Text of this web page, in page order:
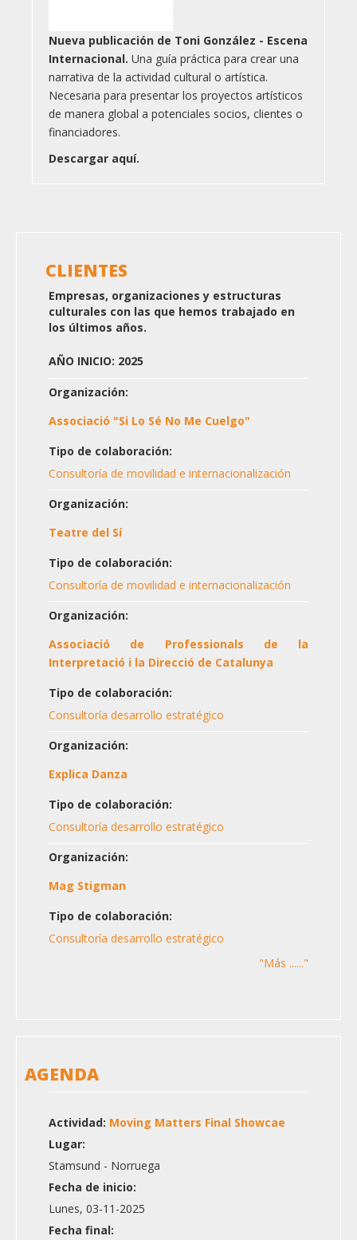
Nueva publicación de Toni González - Escena
Internacional. Una guía práctica para crear una
narrativa de la actividad cultural o artística.
Necesaria para presentar los proyectos artísticos
de manera global a potenciales socios, clientes o
financiadores.
Descargar aquí.
CLIENTES
Empresas, organizaciones y estructuras
culturales con las que hemos trabajado en
los últimos años.
AÑO INICIO: 2025
Organización:
Associació "Si Lo Sé No Me Cuelgo"
Tipo de colaboración:
Consultoría de movilidad e internacionalización
Organización:
Teatre del Sí
Tipo de colaboración:
Consultoría de movilidad e internacionalización
Organización:
Associació de Professionals de la
Interpretació i la Direcció de Catalunya
Tipo de colaboración:
Consultoría desarrollo estratégico
Organización:
Explica Danza
Tipo de colaboración:
Consultoría desarrollo estratégico
Organización:
Mag Stigman
Tipo de colaboración:
Consultoría desarrollo estratégico
"Más ......"
AGENDA
Actividad: Moving Matters Final Showcae
Lugar:
Stamsund - Norruega
Fecha de inicio:
Lunes, 03-11-2025
Fecha final: